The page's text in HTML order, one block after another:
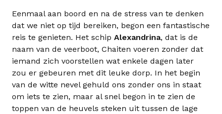
Eenmaal aan boord en na de stress van te denken
dat we niet op tijd bereiken, begon een fantastische
reis te genieten. Het schip Alexandrina, dat is de
naam van de veerboot, Chaiten voeren zonder dat
iemand zich voorstellen wat enkele dagen later
zou er gebeuren met dit leuke dorp. In het begin
van de witte nevel gehuld ons zonder ons in staat
om iets te zien, maar al snel begon in te zien de
toppen van de heuvels steken uit tussen de lage